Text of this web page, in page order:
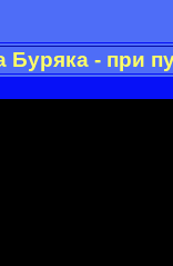
Буряка - при